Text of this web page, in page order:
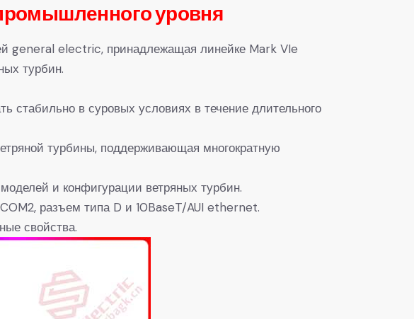
уровня
general electric, принадлежащая линейке Mark VIe
турбин.
стабильно в суровых условиях в течение длительного
турбины, поддерживающая многократную
и конфигурации ветряных турбин.
разъем типа D и 10BaseT/AUI ethernet.
свойства.